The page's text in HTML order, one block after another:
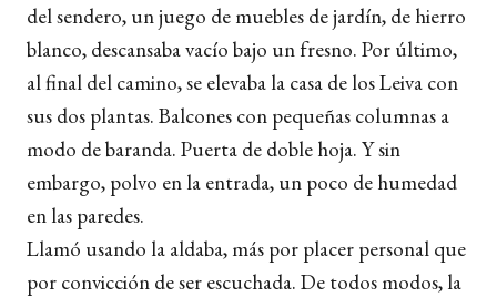
del sendero, un juego de muebles de jardín, de hierro
blanco, descansaba vacío bajo un fresno. Por último,
al final del camino, se elevaba la casa de los Leiva con
sus dos plantas. Balcones con pequeñas columnas a
modo de baranda. Puerta de doble hoja. Y sin
embargo, polvo en la entrada, un poco de humedad
en las paredes.
Llamó usando la aldaba, más por placer personal que
por convicción de ser escuchada. De todos modos, la